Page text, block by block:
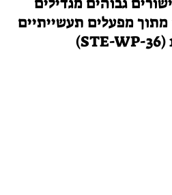
מפעלים תעשייתיים